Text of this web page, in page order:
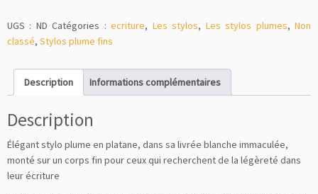
UGS : ND Catégories :ecriture, Les stylos, Les stylos plumes,Non
classé, Stylos plume fins
Description Informations complémentaires
Description
Élégant stylo plume en platane, dans sa livrée blanche immaculée,
monté sur un corps fin pour ceux qui recherchent de la légèreté dans
leur écriture